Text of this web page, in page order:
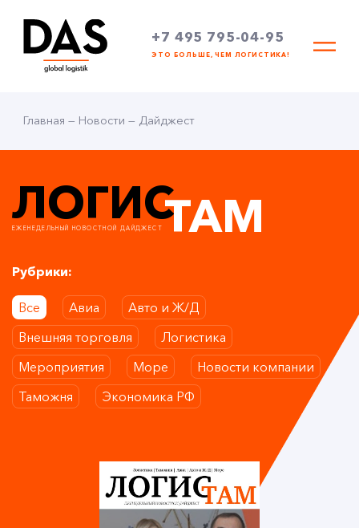
+7 495 795-04-95
ЭТО БОЛЬШЕ, ЧЕМ ЛОГИСТИКА!
Главная — Новости — Дайджест
ЛОГИСТАМ
ЕЖЕНЕДЕЛЬНЫЙ НОВОСТНОЙ ДАЙДЖЕСТ
Рубрики:
Все Авиа
Авто и Ж/Д
Внешняя торговля
Логистика
Мероприятия
Море
Новости компании
Таможня
Экономика РФ